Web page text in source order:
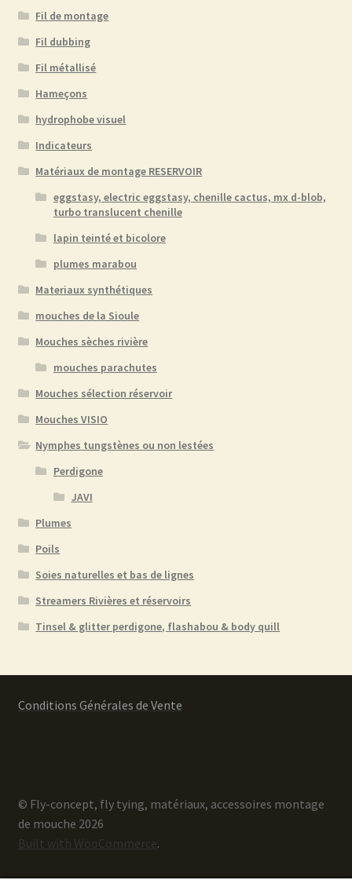
Fil de montage
Fil dubbing
Fil métallisé
Hameçons
hydrophobe visuel
Indicateurs
Matériaux de montage RESERVOIR
eggstasy, electric eggstasy, chenille cactus, mx d-blob,
turbo translucent chenille
lapin teinté et bicolore
plumes marabou
Materiaux synthétiques
mouches de la Sioule
Mouches sèches rivière
mouches parachutes
Mouches sélection réservoir
Mouches VISIO
Nymphes tungstènes ou non lestées
Perdigone
JAVI
Plumes
Poils
Soies naturelles et bas de lignes
Streamers Rivières et réservoirs
Tinsel & glitter perdigone, flashabou & body quill
Conditions Générales de Vente
© Fly-concept, fly tying, matériaux, accessoires montage
de mouche 2026
Built with WooCommerce.